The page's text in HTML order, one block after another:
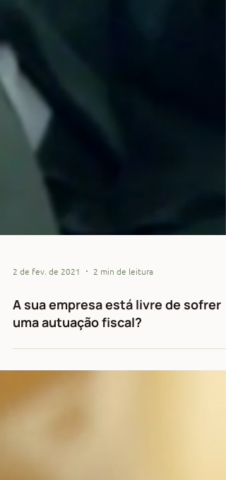
2 de fev. de 2021 2 min de leitura
A sua empresa está livre de sofrer
uma autuação fiscal?